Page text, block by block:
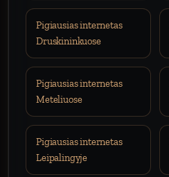
Pigiausias internetas
Druskininkuose
Pigiausias internetas
Meteliuose
Pigiausias internetas
Leipalingyje